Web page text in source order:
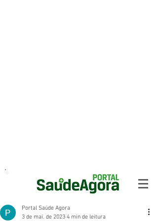
Portal Saúde Agora
3 de mai. de 2023 4 min de leitura